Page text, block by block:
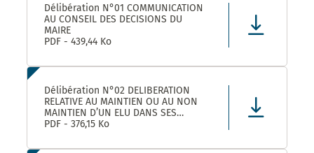
Délibération N°01 COMMUNICATION
AU CONSEIL DES DECISIONS DU
MAIRE
PDF - 439,44 Ko
Délibération N°02 DELIBERATION
RELATIVE AU MAINTIEN OU AU NON
MAINTIEN D’UN ELU DANS SES
FONCTIONS D’ADJOINT AU MAIRE
PDF - 376,15 Ko